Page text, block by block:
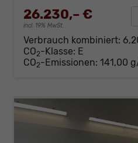
26.230,– €
incl. 19% MwSt.
Verbrauch kombiniert:
CO2-Klasse: E
CO2-Emissionen: 141,00